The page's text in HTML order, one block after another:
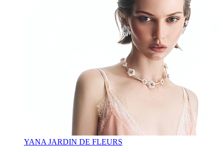
YANA JARDIN DE FLEURS